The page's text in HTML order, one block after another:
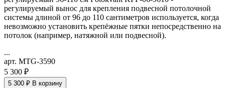
регулируемый вынос для крепления подвесной потолочной
системы длиной от 96 до 110 сантиметров используется, когда
невозможно установить крепёжные пятки непосредственно на
потолок (например, натяжной или подвесной).
...
арт. MTG-3590
5 300 ₽
5 300 ₽ В корзину